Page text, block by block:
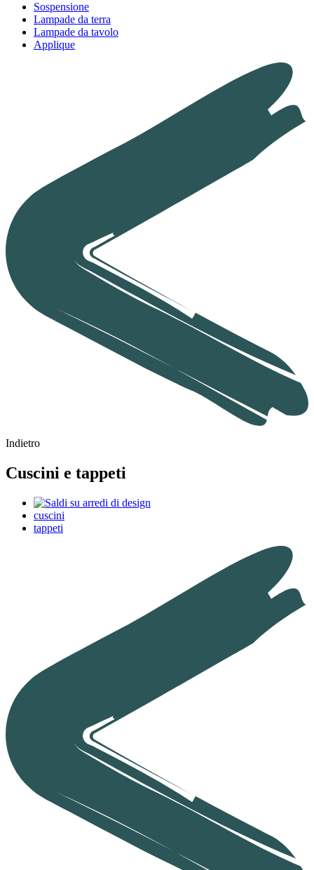
Sospensione
Lampade da terra
Lampade da tavolo
Applique
Indietro
Cuscini e tappeti
cuscini
tappeti